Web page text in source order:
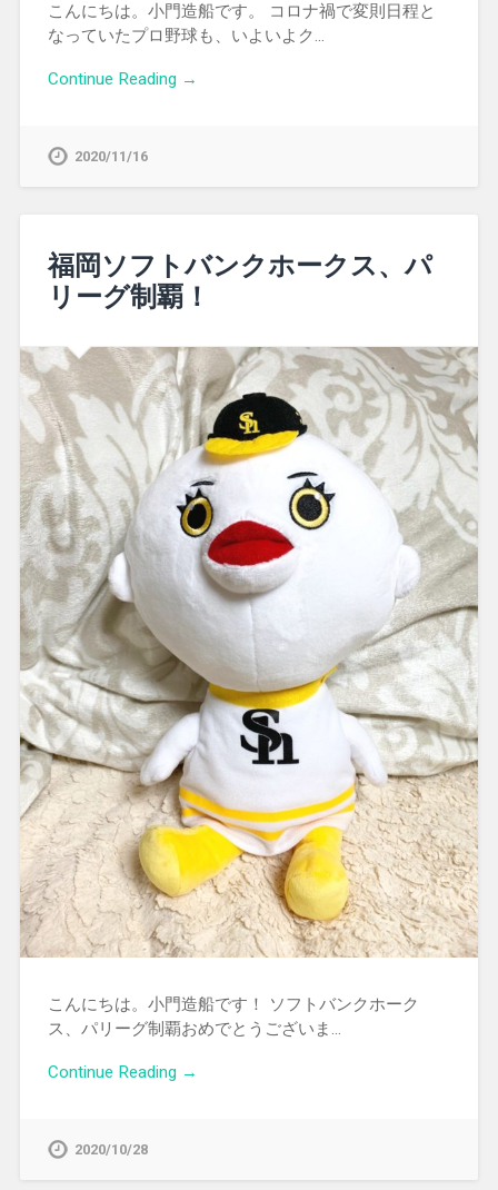
こんにちは。小門造船です。 コロナ禍で変則日程と
なっていたプロ野球も、いよいよク…
Continue Reading →
2020/11/16
福岡ソフトバンクホークス、パ
リーグ制覇！
こんにちは。小門造船です！ ソフトバンクホーク
ス、パリーグ制覇おめでとうございま…
Continue Reading →
2020/10/28